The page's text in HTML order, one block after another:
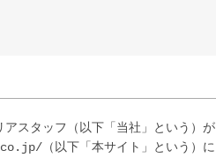
アスタッフ（以下「当社」という）が
（以下「本サイト」という）に